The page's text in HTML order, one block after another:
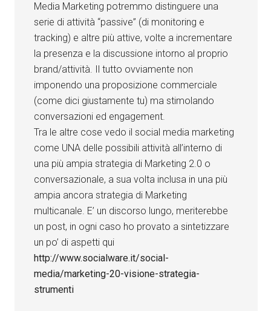
Media Marketing potremmo distinguere una
serie di attività “passive” (di monitoring e
tracking) e altre più attive, volte a incrementare
la presenza e la discussione intorno al proprio
brand/attività. Il tutto ovviamente non
imponendo una proposizione commerciale
(come dici giustamente tu) ma stimolando
conversazioni ed engagement.
Tra le altre cose vedo il social media marketing
come UNA delle possibili attività all’interno di
una più ampia strategia di Marketing 2.0 o
conversazionale, a sua volta inclusa in una più
ampia ancora strategia di Marketing
multicanale. E’ un discorso lungo, meriterebbe
un post, in ogni caso ho provato a sintetizzare
un po’ di aspetti qui
http://www.socialware.it/social-
media/marketing-20-visione-strategia-
strumenti